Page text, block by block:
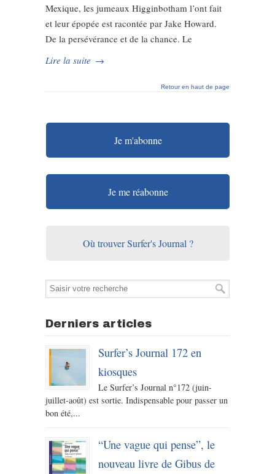
Mexique, les jumeaux Higginbotham l’ont fait
et leur épopée est racontée par Jake Howard.
De la persévérance et de la chance. Le
Lire la suite →
Retour en haut de page
Je m'abonne
Je me réabonne
Où trouver Surfer's Journal ?
Derniers articles
Surfer’s Journal 172 en
kiosques
Le Surfer’s Journal n°172 (juin-
juillet-août) est sortie. Indispensable pour passer un
bon été,...
“Une vague qui pense”, le
nouveau livre de Gibus de